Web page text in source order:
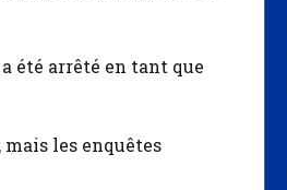
été arrêté en tant que
les enquêtes